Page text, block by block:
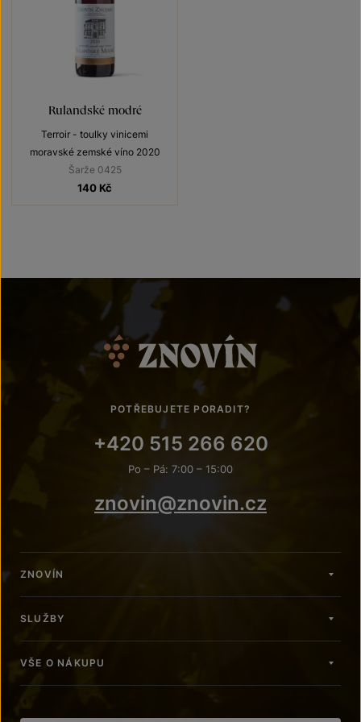
Rulandské modré
Terroir - toulky vinicemi
moravské zemské víno 2020
Šarže 0425
140 Kč
POTŘEBUJETE PORADIT?
+420 515 266 620
Po – Pá: 7:00 – 15:00
znovin@znovin.cz
ZNOVÍN
SLUŽBY
VŠE O NÁKUPU